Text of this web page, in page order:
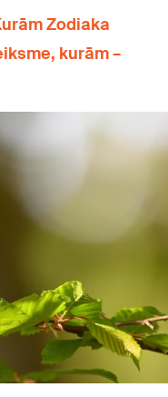
Zodiaka
kurām –